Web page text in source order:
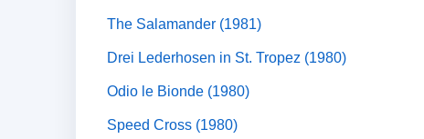
The Salamander (1981)
Drei Lederhosen in St. Tropez (1980)
Odio le Bionde (1980)
Speed Cross (1980)